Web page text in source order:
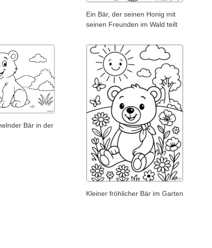
Ein Bär, der seinen Honig mit
seinen Freunden im Wald teilt
Bär in der
Kleiner fröhlicher Bär im Garten